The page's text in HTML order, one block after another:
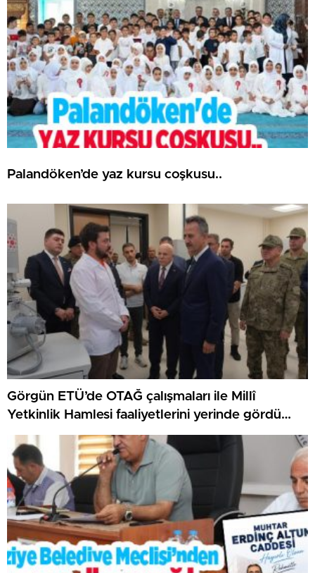
Palandöken’de yaz kursu coşkusu..
Görgün ETÜ’de OTAĞ çalışmaları ile Millî
Yetkinlik Hamlesi faaliyetlerini yerinde gördü…